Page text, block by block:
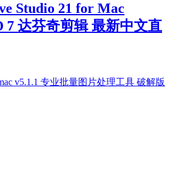
Studio 21 for Mac
7 达芬奇剪辑 最新中文直